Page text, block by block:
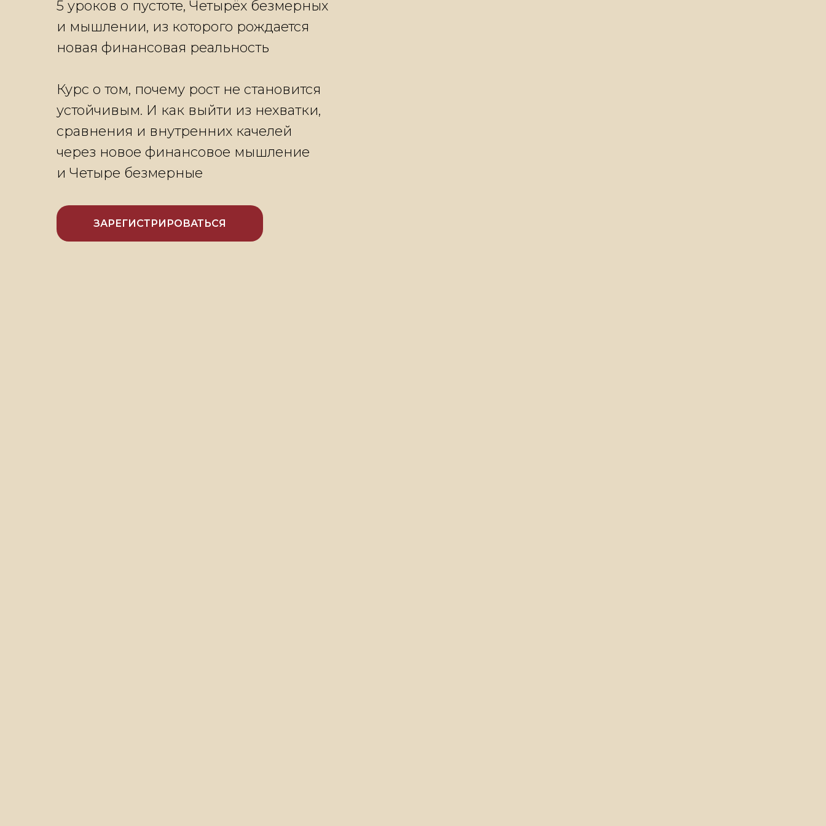
5 уроков о пустоте, Четырёх безмерных
и мышлении, из которого рождается
новая финансовая реальность
Курс о том, почему рост не становится
устойчивым. И как выйти из нехватки,
сравнения и внутренних качелей
через новое финансовое мышление
и Четыре безмерные
ЗАРЕГИСТРИРОВАТЬСЯ